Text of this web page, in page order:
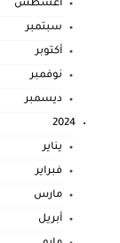
أغسطس
سبتمبر
أكتوبر
نوفمبر
ديسمبر
2024
يناير
فبراير
مارس
أبريل